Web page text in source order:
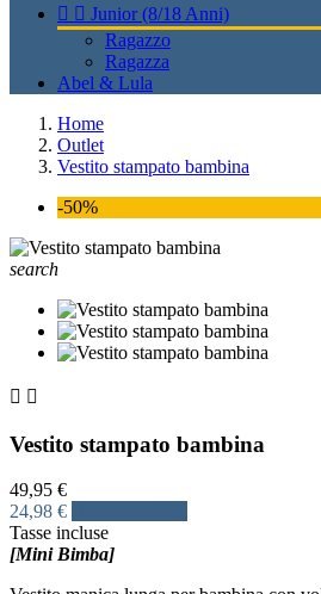
  Junior (8/18 Anni)
Ragazzo
Ragazza
Abel & Lula
Home
Outlet
Vestito stampato bambina
-50%
search
 
Vestito stampato bambina
49,95 €
24,98 €
Tasse incluse
[Mini Bimba]